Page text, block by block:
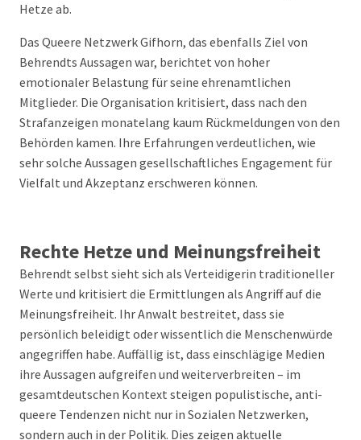
Hetze ab.
Das Queere Netzwerk Gifhorn, das ebenfalls Ziel von
Behrendts Aussagen war, berichtet von hoher
emotionaler Belastung für seine ehrenamtlichen
Mitglieder. Die Organisation kritisiert, dass nach den
Strafanzeigen monatelang kaum Rückmeldungen von den
Behörden kamen. Ihre Erfahrungen verdeutlichen, wie
sehr solche Aussagen gesellschaftliches Engagement für
Vielfalt und Akzeptanz erschweren können.
Rechte Hetze und Meinungsfreiheit
Behrendt selbst sieht sich als Verteidigerin traditioneller
Werte und kritisiert die Ermittlungen als Angriff auf die
Meinungsfreiheit. Ihr Anwalt bestreitet, dass sie
persönlich beleidigt oder wissentlich die Menschenwürde
angegriffen habe. Auffällig ist, dass einschlägige Medien
ihre Aussagen aufgreifen und weiterverbreiten – im
gesamtdeutschen Kontext steigen populistische, anti-
queere Tendenzen nicht nur in Sozialen Netzwerken,
sondern auch in der Politik. Dies zeigen aktuelle